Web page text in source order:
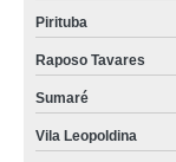
Pirituba
Raposo Tavares
Sumaré
Vila Leopoldina